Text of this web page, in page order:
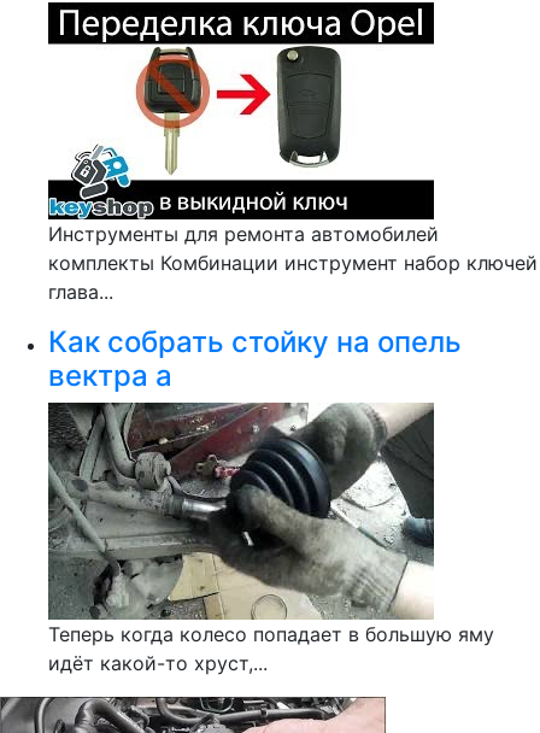
Инструменты для ремонта автомобилей
комплекты Комбинации инструмент набор ключей
глава...
Как собрать стойку на опель
вектра а
Теперь когда колесо попадает в большую яму
идёт какой-то хруст,...